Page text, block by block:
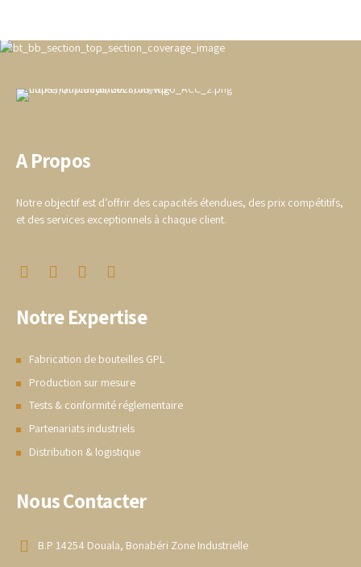
A Propos
Notre objectif est d’offrir des capacités étendues, des prix compétitifs,
et des services exceptionnels à chaque client.
Notre Expertise
Fabrication de bouteilles GPL
Production sur mesure
Tests & conformité réglementaire
Partenariats industriels
Distribution & logistique
Nous Contacter
B.P 14254 Douala, Bonabéri Zone Industrielle